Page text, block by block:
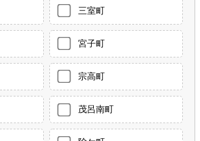
三室町
宮子町
宗高町
茂呂南町